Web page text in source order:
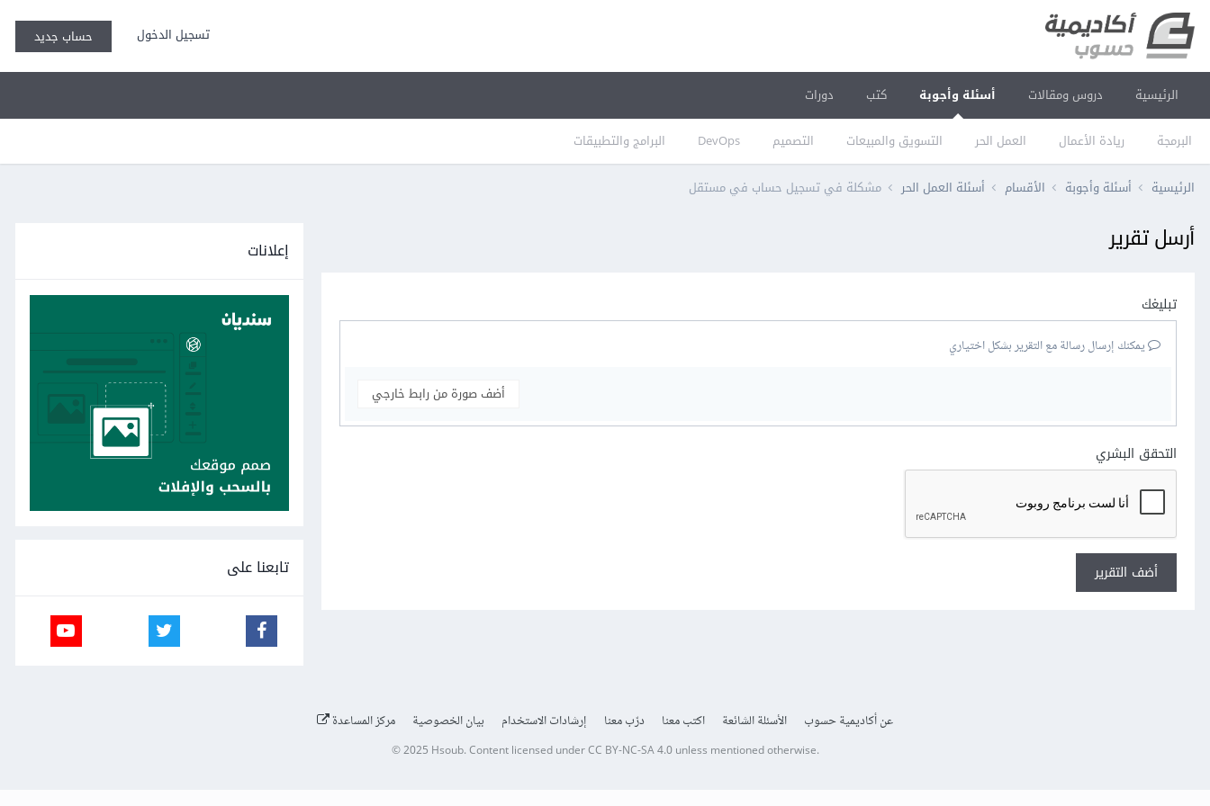
تسجيل الدخول حساب جديد
الرئيسية دروس ومقالات أسئلة وأجوبة
البرمجة ريادة الأعمال العمل الحر التسويق والمبيعات التصميم DevOps البرامج والتطبيقات
كتب دورات
الرئيسية أسئلة وأجوبة الأقسام أسئلة العمل الحر مشكلة في تسجيل حساب في مستقل
أرسل تقرير
تبليغك
يمكنك إرسال رسالة مع التقرير بشكل اختياري
أضف صورة من رابط خارجي
التحقق البشري
أضف التقرير
إعلانات
تابعنا على
عن أكاديمية حسوب الأسئلة الشائعة اكتب معنا درّب معنا إرشادات الاستخدام بيان الخصوصية مركز المساعدة
© 2025 Hsoub.Content licensed underCC BY-NC-SA 4.0unless mentioned otherwise.